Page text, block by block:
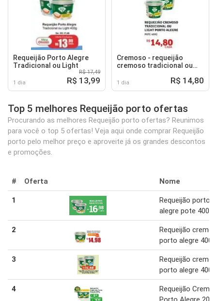
Requeijão Porto Alegre
Tradicional ou Light
1 dia
R$ 17,49
R$ 13,99
Cremoso - requeijão
cremoso tradicional ou
1 dia R$ 14,80
Top 5 melhores Requeijão porto ofertas
Procurando as melhores Requeijão porto ofertas? Reunimos
para você o top 5 ofertas! Veja aqui onde comprar Requeijão
porto pelo melhor preço e aproveite já os grandes descontos
e promoções.
# Oferta Nome
1
Requeijão porto
alegre pote 400 g
2
Requeijão
porto alegre 400
3
Requeijão
porto alegre 400
4
Requeijão